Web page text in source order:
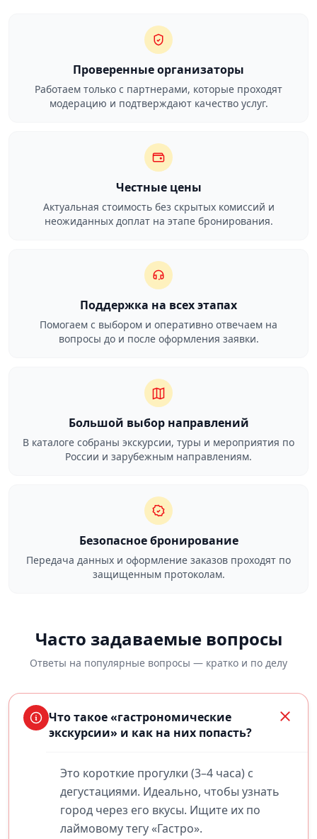
Проверенные организаторы
Работаем только с партнерами, которые проходят
модерацию и подтверждают качество услуг.
Честные цены
Актуальная стоимость без скрытых комиссий и
неожиданных доплат на этапе бронирования.
Поддержка на всех этапах
Помогаем с выбором и оперативно отвечаем на
вопросы до и после оформления заявки.
Большой выбор направлений
В каталоге собраны экскурсии, туры и мероприятия по
России и зарубежным направлениям.
Безопасное бронирование
Передача данных и оформление заказов проходят по
защищенным протоколам.
Часто задаваемые вопросы
Ответы на популярные вопросы — кратко и по делу
Что такое «гастрономические
экскурсии» и как на них попасть?
Это короткие прогулки (3–4 часа) с
дегустациями. Идеально, чтобы узнать
город через его вкусы. Ищите их по
лаймовому тегу «Гастро».